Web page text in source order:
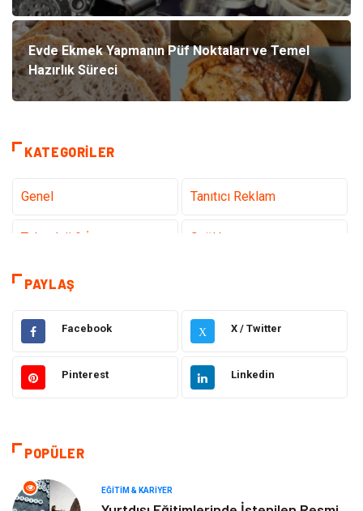
Evde Ekmek Yapmanın Püf Noktaları ve Temel
Hazırlık Süreci
KATEGORILER
Genel Tanıtıcı Reklam
Teknoloji & İnternet Sağlık
Hizmet
Hukuk Emlak
Otomotiv Sağlıklı Yaşam
Moda
Makine
PAYLAŞ
Facebook X X / Twitter
Pinterest Linkedin
POPÜLER
EĞITIM & KARIYER